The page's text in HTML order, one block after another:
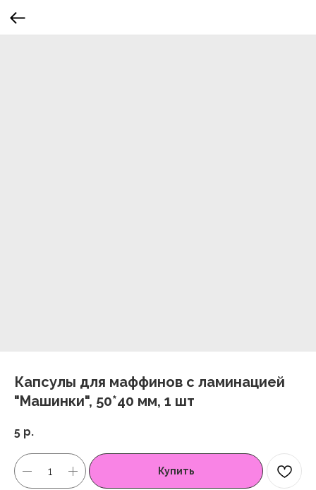
Капсулы для маффинов с ламинацией
"Машинки", 50*40 мм, 1 шт
5 р.
Купить